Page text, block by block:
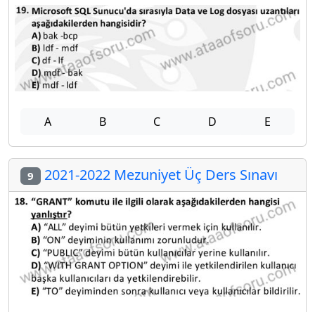
A B C D E
9 2021-2022 Mezuniyet Üç Ders Sınavı